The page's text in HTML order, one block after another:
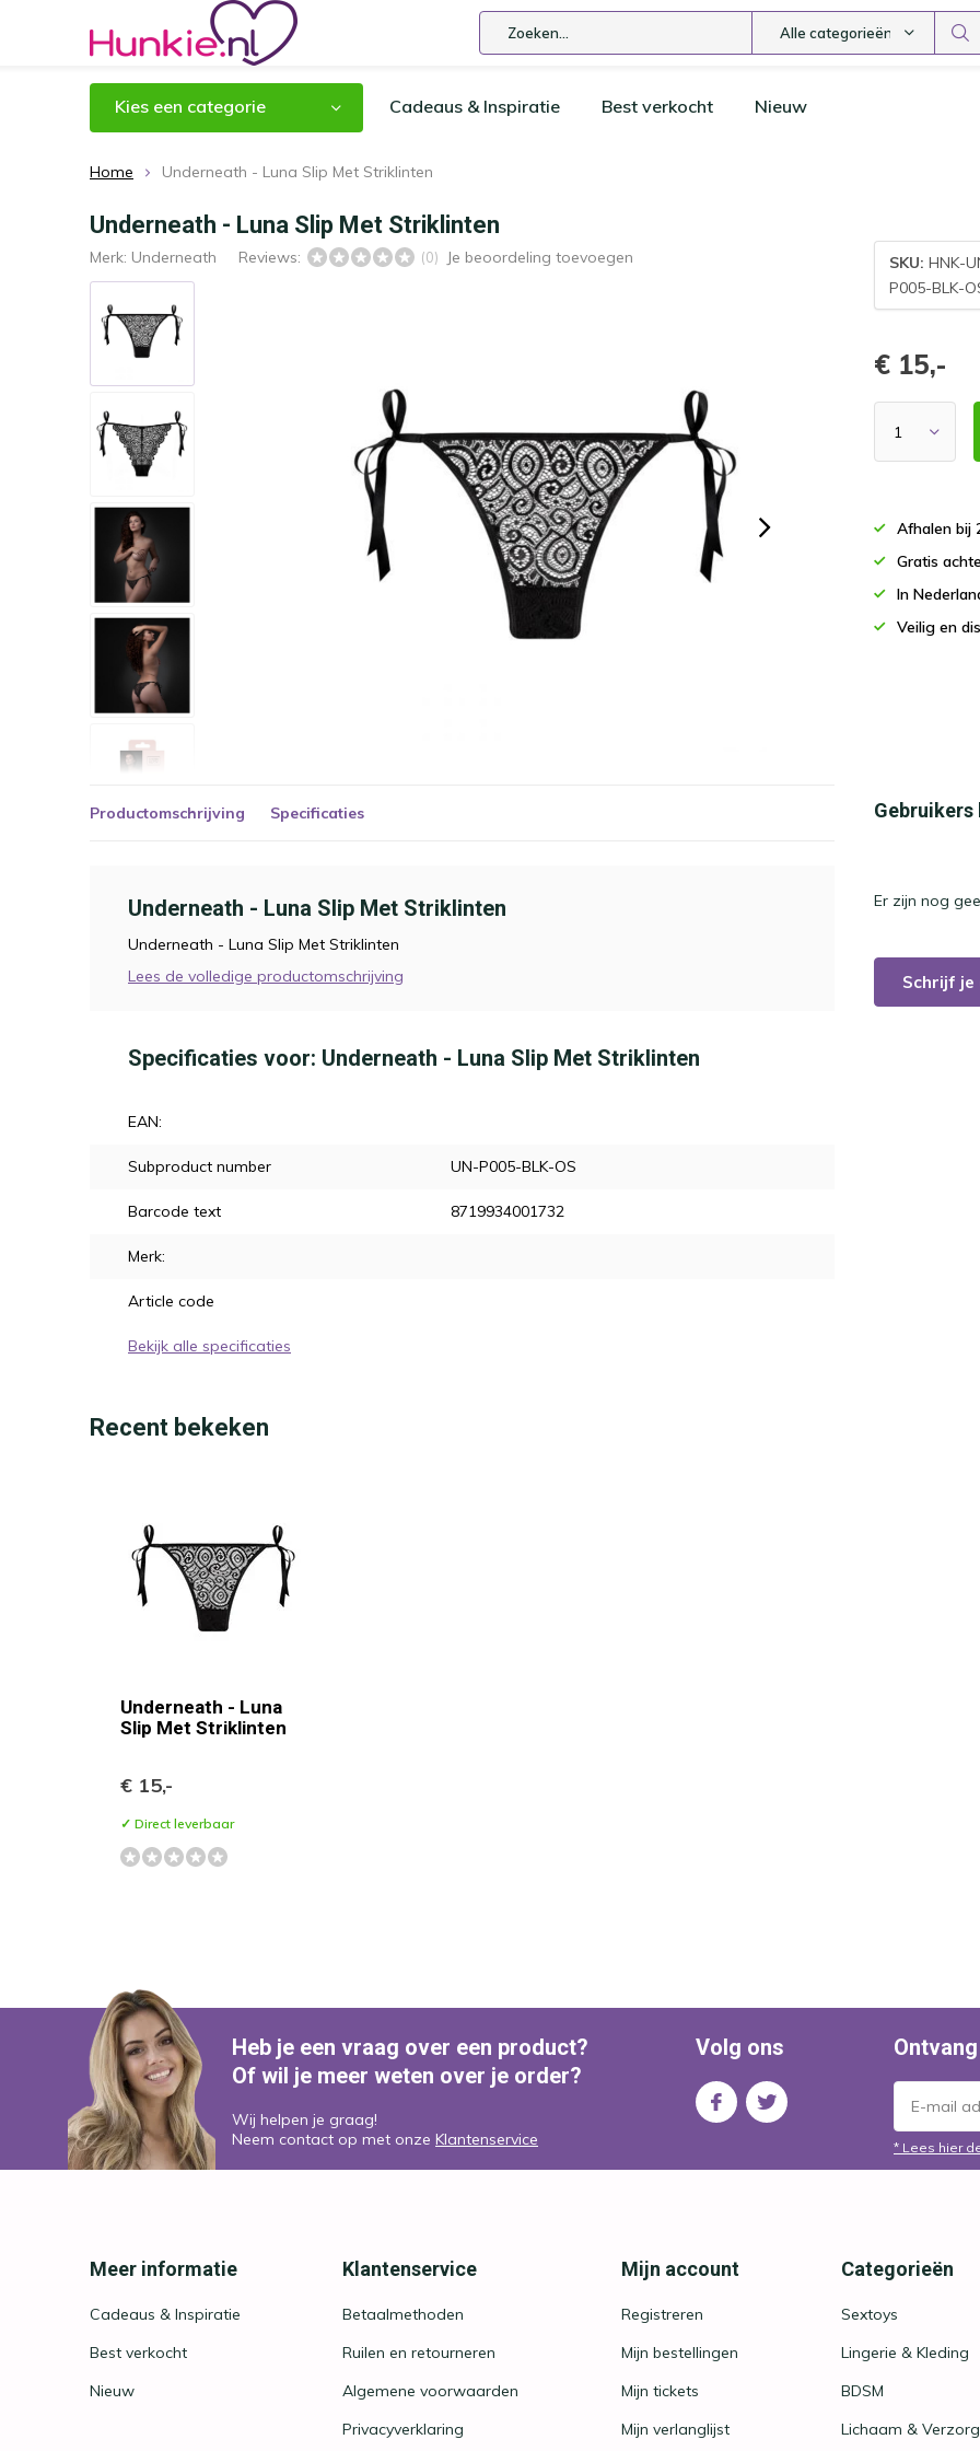
Alle categorieën
Kies een categorie Cadeaus & Inspiratie Best verkocht Nieuw
Home Underneath - Luna Slip Met Striklinten
Underneath - Luna Slip Met Striklinten
Merk: Underneath Reviews: (0) Je beoordeling toevoegen SKU: HNK-
P005-BLK-
€ 15,-
Afhalen bij
Gratis
In
Veilig en
Productomschrijving Specificaties
Underneath - Luna Slip Met Striklinten
Underneath - Luna Slip Met Striklinten
Lees de volledige productomschrijving
Specificaties voor: Underneath - Luna Slip Met Striklinten
EAN:
Subproduct number UN-P005-BLK-OS
Barcode text 8719934001732
Merk:
Article code
Bekijk alle specificaties
Er zijn nog
Schrijf
Recent bekeken
Underneath - Luna
Slip Met Striklinten
€ 15,-
✓ Direct leverbaar
Heb je een vraag over een product?
Of wil je meer weten over je order?
Wij helpen je graag!
Neem contact op met onze Klantenservice
Volg ons
* Lees hier
Meer informatie
Cadeaus & Inspiratie
Best verkocht
Nieuw
Klantenservice
Betaalmethoden
Ruilen en retourneren
Algemene voorwaarden
Privacyverklaring
Mijn account
Registreren
Mijn bestellingen
Mijn tickets
Mijn verlanglijst
Categorieën
Sextoys
Lingerie & Kleding
BDSM
Lichaam &